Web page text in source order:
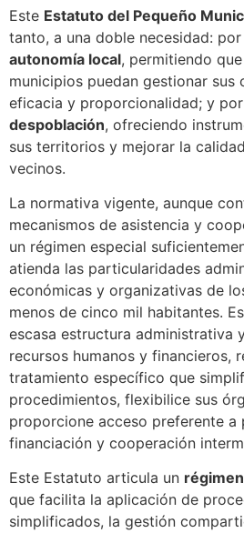
Este Estatuto del Pequeño
tanto, a una doble necesidad:
autonomía local, permitiendo
municipios puedan gestionar sus
eficacia y proporcionalidad; y
despoblación, ofreciendo
sus territorios y mejorar la
vecinos.
La normativa vigente, aunque
mecanismos de asistencia y
un régimen especial
atienda las particularidades
económicas y organizativas de
menos de cinco mil habitantes.
escasa estructura administrativa
recursos humanos y financieros,
tratamiento específico que
procedimientos, flexibilice sus
proporcione acceso preferente a
financiación y cooperación
Este Estatuto articula un
que facilita la aplicación de
simplificados, la gestión